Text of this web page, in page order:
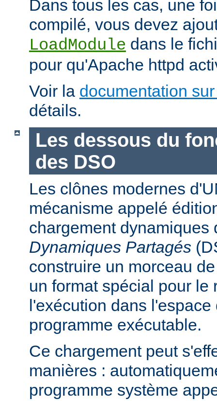
Dans tous les cas, une
compilé, vous devez
LoadModule dans le
pour qu'Apache httpd
Voir la documentation
détails.
Les dessous du
des DSO
Les clônes modernes
mécanisme appelé
chargement dynamiques
Dynamiques Partagés
construire un morceau
un format spécial pour le
l'exécution dans
programme exécutable.
Ce chargement peut
manières :
programme système